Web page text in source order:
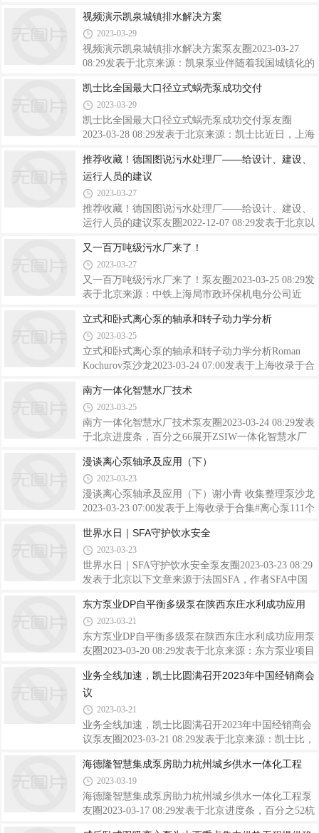
如何使用升级的后拉式技术纠正这些故障，提高泵的
可靠性，降低总成本和环境破坏。（来源：
CELEROS FLOW TECHNOLOGY ）观看918
视频演示凯泉城镇排水解决方案
2023-03-29
视频演示凯泉城镇排水解决方案泵友圈2023-03-27
08:29发表于北京来源：凯泉泵业伴随着我国城镇化的
镇水环境仍面临着区域性内涝、河道雨天反复污染甚
至黑臭、水资源匮乏等严峻问题。凯泉，专业解决城
镇排水难题，提供技术领先、品质可靠、经济合理的
排水系统优化解决方案，缓解城市内涝和河道黑臭、
是调蓄池、截流井，还是泵站、泵闸等相关设备设
施，凯泉都能提供高效可靠的优化方案，实现雨水调
蓄、雨污分流、快速排涝等功能，有效缓解内涝
凯士比全国最大口径立式蜗壳泵成功交付
2023-03-29
凯士比全国最大口径立式蜗壳泵成功交付泵友圈
2023-03-28 08:29发表于北京来源：凯士比近日，上海
仪式，成功为上海彭越浦泵站交付国内口径最大的立
式蜗壳泵。作为上海市竹园污水片区内最大的污水干
线——合流污水一期干线，其彭越浦泵站堪比合流污
水一期干线的“心脏”，是中心城区污水量输送最大的
泵站。该泵站设计规模为40.5m3/s，始建于上世纪九
污水输送的重大功能。泵站内安装的8台立式蜗壳污
水泵，是由上海凯士比泵有限公司的前身——上
推荐收藏！德国图说污水处理厂——给设计、建设、
运行人员的建议
2023-03-27
推荐收藏！德国图说污水处理厂——给设计、建设、
运行人员的建议泵友圈2022-12-07 08:29发表于北京以
城市建设设计研究总院（集团）有限公司致力于水处
理、固废处置、土壤修复、黑臭河体、海绵城市、综
合管廊、城市双修等领域的设计与研究，推动行业发
展进程。这本书在自己书柜里存放多年，去年终于下
版都近30年了。书中画片也有和我们不一样的情况，
但是仍不失给我们设计者、建设者、运行者带来启
迪。这本反映德国污水处理厂设计、建设细
又一百万吨级污水厂来了！
2023-03-27
又一百万吨级污水厂来了！泵友圈2023-03-25 08:29发
表于北京来源：中铁上海局市政环保机电分公司近
单位的共同见证下，沈阳南部三期污水处理厂扩建工
程顺利通过竣工验收，项目建设取得了标志性胜利。
目前该项目已正式投产运行，成为浑河流域大南部污
水处理中心，大大改善了浑河水质，出水水质达到国
为范围内300万人提供坚强的水质保障。沈阳市南部
三期污水处理厂扩建工程项目位于沈阳市苏家屯区东
谟家堡村，地处沈阳市西南端，总占地23.21万㎡
立式和卧式离心泵的轴承和转子动力学分析
2023-03-25
立式和卧式离心泵的轴承和转子动力学分析Roman
Kochurov泵沙龙2023-03-24 07:00发表于上海收录于合
故障的最大原因之一是与转子-轴承系统相关的问
题。如今，泵通常被设计为以更高的速度和负载运
行，以提高效率。这些运行的变化，要求在设计阶段
特别注意转子动力学分析。这包括对泵的轴承、密封
这些泵可根据设计、工作原理、特殊功能、工作流体
特性、配置（离心式、轴向、螺杆、螺旋式、容积
式）等进行分类。对于每种类型的泵，在建模和分析
转
南方一体化智慧水厂技术
2023-03-25
南方一体化智慧水厂技术泵友圈2023-03-24 08:29发表
于北京进度条，百分之66展开ZSIW一体化智慧水厂
艺及配套设备于一体，为村镇供水、工矿企业等中小
型净水站的建设提供了一套更科学合理的方案。
漫谈离心泵轴承及应用（下）
2023-03-23
漫谈离心泵轴承及应用（下）谢小青 收集整理泵沙龙
2023-03-23 07:00发表于上海收录于合集#离心泵111个
（上）。滚动轴承的应用设计者有多种滚动元件轴承
和布置可供选择。滚珠轴承具有高速性能和低摩擦的
特点，是中小型泵的理想选择，而滚子轴承在需要重
载的大型低速泵中更为常见。根据具体轴承类型，可
设计以及特殊的内部间隙和预载。虽然在尺寸上可以
接受几个，但用户最好遵守制造商的建议，以确保最
佳可靠性。离心泵中最常用的球轴承是：1）单
世界水日｜SFA守护饮水安全
2023-03-23
世界水日｜SFA守护饮水安全泵友圈2023-03-23 08:29
发表于北京以下文章来源于法国SFA，作者SFA中国
1958年开创性地设计开发了SANIBROYEUR®污水提
升器。自进入中国以来，产品已被广泛应用于很多的
领域：家庭住宅、商业领域和办公空间，为您提供完
美的室内排水解决方案。SFA始终坚持参与环保项
Water Foundation，共同关注促进所有人都能获得清洁
的饮用水。每日能喝到洁净水源的我们，也许未曾关
注过，在东南亚城市和城郊中心，至今仍有许
东方泵业DP自平衡多级泵在陕西东庄水利成功应用
2023-03-21
东方泵业DP自平衡多级泵在陕西东庄水利成功应用泵
友圈2023-03-20 08:29发表于北京来源：东方泵业项目
纽工程建设的一部分，任务是为东庄水利枢纽工程的
顺利建设提供水源保证。东庄水利枢纽工程施工用水
对象主要包括主体工程施工用水、施工机械用水、施
工辅助企业生产用水、生活用水、消防用水等，根据
东庄水利枢纽施工组织设计总体布置，施工供水主要
用水2个用水点。施工供水工程从泔河水库设浮船泵
站取水，线路走向大致沿X215县道向北布设，
业务全线加速，凯士比圆满召开2023年中国经销商会
议
2023-03-21
业务全线加速，凯士比圆满召开2023年中国经销商会
议泵友圈2023-03-21 08:29发表于北京来源：凯士比，
三亚亚龙湾喜来登度假酒店隆重召开。本次会议继续
以“泵动百年，智领创新”为主题，旨在着重突出凯士
比紧跟数字化创新的目标，这也是凯士比成为全球最
优秀的水泵制造商之一不断向前迈进的重要一步。凯
海德隆智慧集成泵房助力杭州城乡供水一体化工程
2023-03-19
海德隆智慧集成泵房助力杭州城乡供水一体化工程泵
友圈2023-03-17 08:29发表于北京进度条，百分之52杭